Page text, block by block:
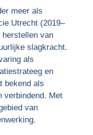
meer als
Utrecht (2019–
van
slagkracht.
als
en
bekend als
verbindend. Met
van